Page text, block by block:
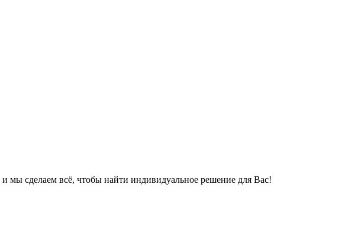
мы сделаем всё, чтобы найти индивидуальное решение для Вас!